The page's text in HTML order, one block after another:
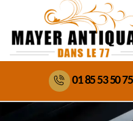
01 85 53 50 75